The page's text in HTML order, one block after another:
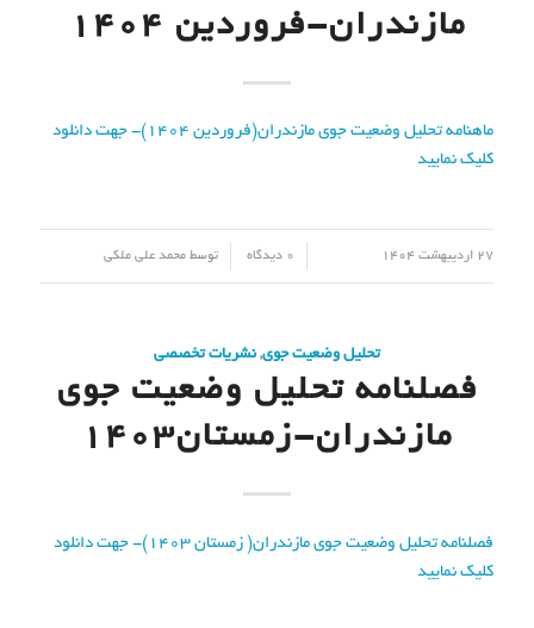
مازندران-فروردین 1404
ماهنامه تحلیل وضعیت جوی مازندران(فروردین 1404)- جهت دانلود
کلیک نمایید
27 اردیبهشت 1404 / 0 دیدگاه توسطمحمد علی ملکی
تحلیل وضعیت جوی,نشریات تخصصی
فصلنامه تحلیل وضعیت جوی
مازندران-زمستان۱۴۰۳
فصلنامه تحلیل وضعیت جوی مازندران( زمستان ۱۴۰۳)- جهت دانلود
کلیک نمایید